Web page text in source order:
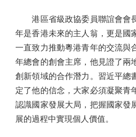
港區省級政協委員聯誼會會
年是香港未來的主人翁，更是國
一直致力推動粵港青年的交流與
年總會的創會主席，他見證了兩
創新領域的合作潛力。習近平總
定了他的信念，大家必須凝聚青
認識國家發展大局，把握國家發
展的過程中實現個人價值。